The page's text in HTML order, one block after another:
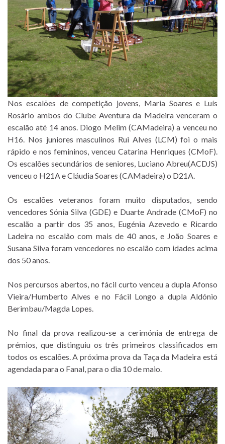
Nos escalões de competição jovens, Maria Soares e Luís
Rosário ambos do Clube Aventura da Madeira venceram o
escalão até 14 anos. Diogo Melim (CAMadeira) a venceu no
H16. Nos juniores masculinos Rui Alves (LCM) foi o mais
rápido e nos femininos, venceu Catarina Henriques (CMoF).
Os escalões secundários de seniores, Luciano Abreu(ACDJS)
venceu o H21A e Cláudia Soares (CAMadeira) o D21A.
Os escalões veteranos foram muito disputados, sendo
vencedores Sónia Silva (GDE) e Duarte Andrade (CMoF) no
escalão a partir dos 35 anos, Eugénia Azevedo e Ricardo
Ladeira no escalão com mais de 40 anos, e João Soares e
Susana Silva foram vencedores no escalão com idades acima
dos 50 anos.
Nos percursos abertos, no fácil curto venceu a dupla Afonso
Vieira/Humberto Alves e no Fácil Longo a dupla Aldónio
Berimbau/Magda Lopes.
No final da prova realizou-se a cerimónia de entrega de
prémios, que distinguiu os três primeiros classificados em
todos os escalões. A próxima prova da Taça da Madeira está
agendada para o Fanal, para o dia 10 de maio.